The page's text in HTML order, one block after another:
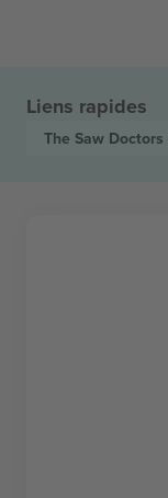
Liens rapides
The Saw Doctors